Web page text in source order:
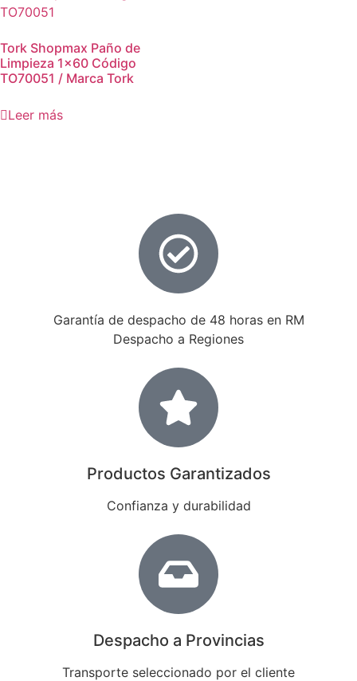
Tork Shopmax Paño de
Limpieza 1×60 Código
TO70051 / Marca Tork
Leer más
Garantía de despacho de 48 horas en RM
Despacho a Regiones
Productos Garantizados
Confianza y durabilidad
Despacho a Provincias
Transporte seleccionado por el cliente